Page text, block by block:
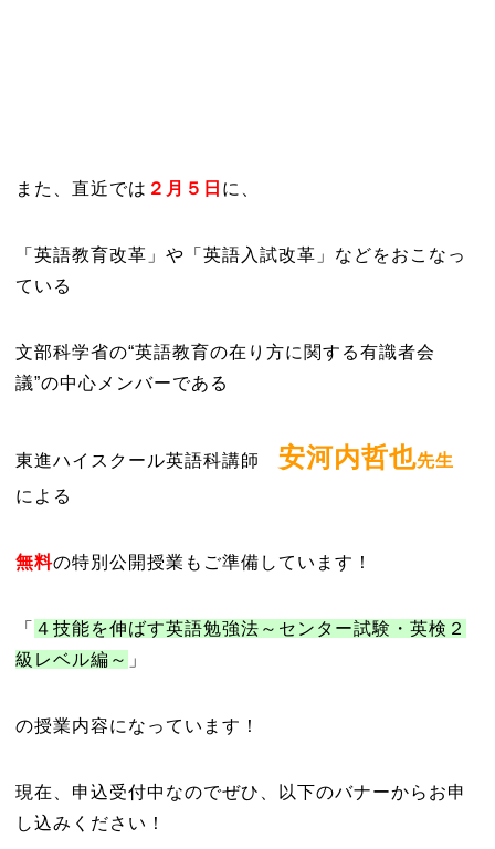
また、直近では ２月５日 に、
「英語教育改革」や「英語入試改革」などをおこなっ
ている
文部科学省の“英語教育の在り方に関する有識者会
議”の中心メンバーである
東進ハイスクール英語科講師 安河内哲也先生
による
無料の特別公開授業もご準備しています！
「 ４技能を伸ばす英語勉強法～センター試験・英検２
級レベル編～ 」
の授業内容になっています！
現在、申込受付中なのでぜひ、以下のバナーからお申
し込みください！